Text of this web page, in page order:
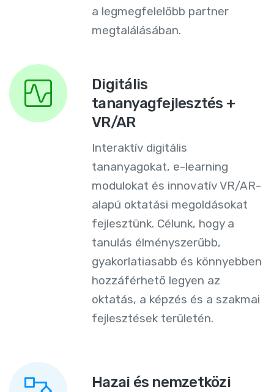
a legmegfelelőbb partner
megtalálásában.
Digitális
tananyagfejlesztés +
VR/AR
Interaktív digitális
tananyagokat, e-learning
modulokat és innovatív VR/AR-
alapú oktatási megoldásokat
fejlesztünk. Célunk, hogy a
tanulás élményszerűbb,
gyakorlatiasabb és könnyebben
hozzáférhető legyen az
oktatás, a képzés és a szakmai
fejlesztések területén.
Hazai és nemzetközi